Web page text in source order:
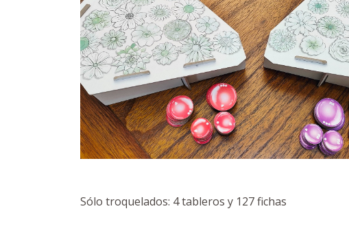
Sólo troquelados: 4 tableros y 127 fichas